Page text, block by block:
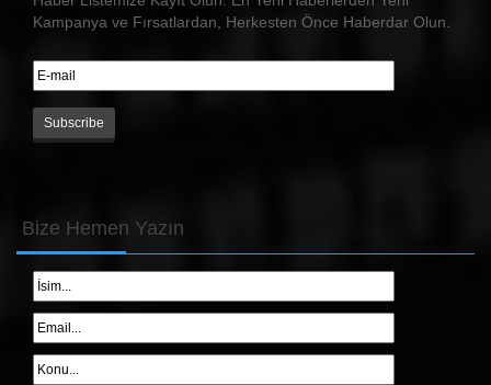
Kampanya ve Fırsatlardan, Herkesten Önce Haberdar Olun.
Bize Hemen Yazın